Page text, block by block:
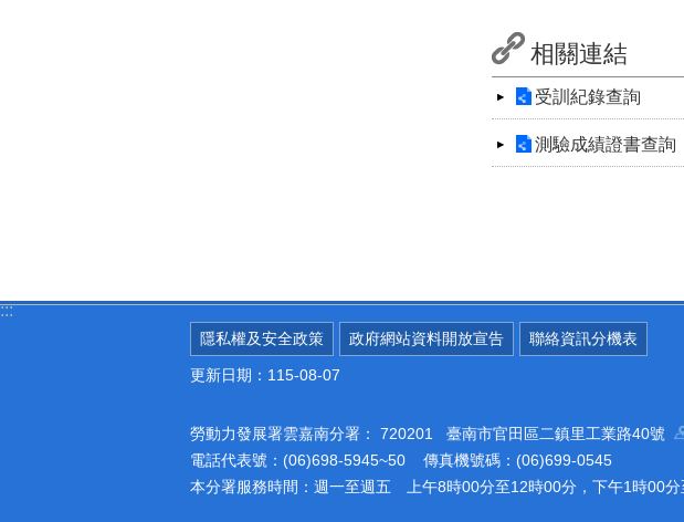
相關連結
受訓紀錄查詢
測驗成績證書查詢
:::
隱私權及安全政策 政府網站資料開放宣告 聯絡資訊分機表
更新日期：115-08-07
勞動力發展署雲嘉南分署： 720201 臺南市官田區二鎮里工業路40號
電話代表號：(06)698-5945~50 傳真機號碼：(06)699-0545
本分署服務時間：週一至週五 上午8時00分至12時00分，下午1時00分